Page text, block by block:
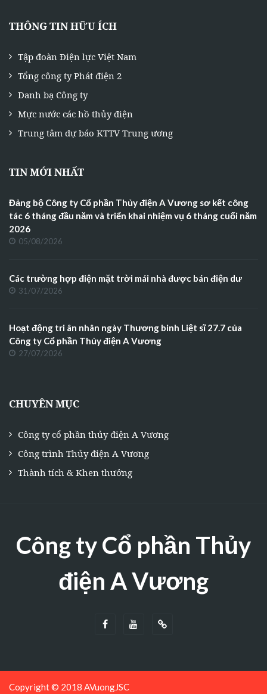
THÔNG TIN HỮU ÍCH
Tập đoàn Điện lực Việt Nam
Tổng công ty Phát điện 2
Danh bạ Công ty
Mực nước các hồ thủy điện
Trung tâm dự báo KTTV Trung ương
TIN MỚI NHẤT
Đảng bộ Công ty Cổ phần Thủy điện A Vương sơ kết công
tác 6 tháng đầu năm và triển khai nhiệm vụ 6 tháng cuối năm
2026
05/08/2026
Các trường hợp điện mặt trời mái nhà được bán điện dư
31/07/2026
Hoạt động tri ân nhân ngày Thương binh Liệt sĩ 27.7 của
Công ty Cổ phần Thủy điện A Vương
27/07/2026
CHUYÊN MỤC
Công ty cổ phần thủy điện A Vương
Công trình Thủy điện A Vương
Thành tích & Khen thưởng
Công ty Cổ phần Thủy
điện A Vương
Copyright © 2018 AVuongJSC